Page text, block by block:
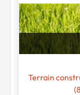
Terrain